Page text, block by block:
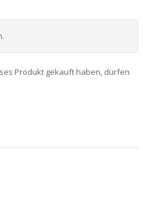
Produkt gekauft haben, dürfen